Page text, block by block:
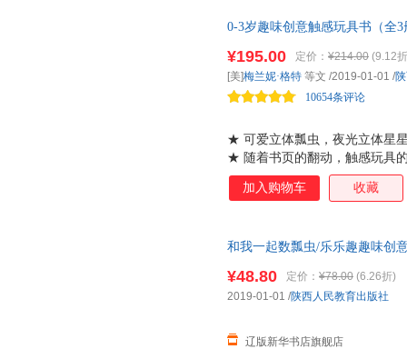
0-3岁趣味创意触感玩具书（全
和颜色的玩具书，还可以帮助
得牢。 乐乐趣玩具书
★ 可爱立体瓢虫，夜光立体星
★ 随着书页的翻动，触感玩具
宝宝观察力。 ★ 构思巧妙的故
睡。 ★ 关键词中英双语，促
¥195.00 定价： ¥214.00 (9.12
10654条评论
[美]梅兰妮·格特 等文 /2019-01-01 /
加入购物车 收藏
和我一起数瓢虫/乐乐趣趣味创
¥48.80 定价： ¥78.00 (6.26折)
辽版新华书店旗舰店
2019-01-01 /陕西人民教育出版社